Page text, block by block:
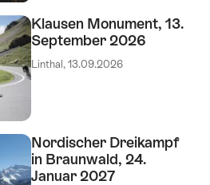
Klausen Monument, 13.
September 2026
Linthal, 13.09.2026
Nordischer Dreikampf
in Braunwald, 24.
Januar 2027